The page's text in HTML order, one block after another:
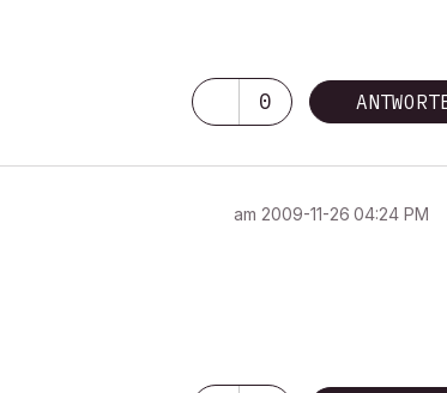
0
am ‎2009-11-26 04:24 PM